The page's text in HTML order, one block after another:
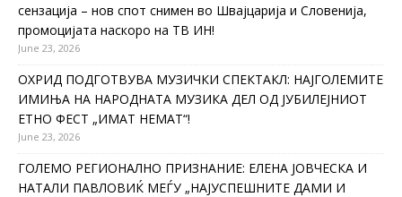
сензација – нов спот снимен во Швајцарија и Словенија,
промоцијата наскоро на ТВ ИН!
June 23, 2026
ОХРИД ПОДГОТВУВА МУЗИЧКИ СПЕКТАКЛ: НАЈГОЛЕМИТЕ
ИМИЊА НА НАРОДНАТА МУЗИКА ДЕЛ ОД ЈУБИЛЕЈНИОТ
ЕТНО ФЕСТ „ИМАТ НЕМАТ“!
June 23, 2026
ГОЛЕМО РЕГИОНАЛНО ПРИЗНАНИЕ: ЕЛЕНА ЈОВЧЕСКА И
НАТАЛИ ПАВЛОВИЌ МЕЃУ „НАЈУСПЕШНИТЕ ДАМИ И